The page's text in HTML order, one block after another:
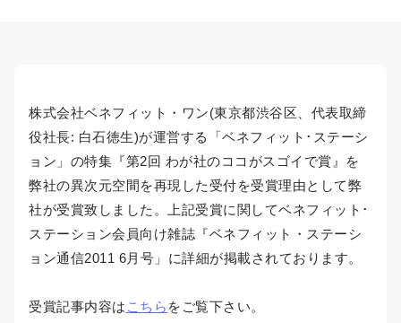
株式会社ベネフィット・ワン(東京都渋谷区、代表取締
役社長: 白石徳生)が運営する「ベネフィット･ステーシ
ョン」の特集『第2回 わが社のココがスゴイで賞』を
弊社の異次元空間を再現した受付を受賞理由として弊
社が受賞致しました。上記受賞に関してベネフィット･
ステーション会員向け雑誌『ベネフィット・ステーシ
ョン通信2011 6月号」に詳細が掲載されております。
受賞記事内容は こちら をご覧下さい。